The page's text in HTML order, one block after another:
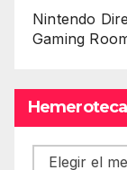
Nintendo
Gaming
Hemeroteca
Hemeroteca